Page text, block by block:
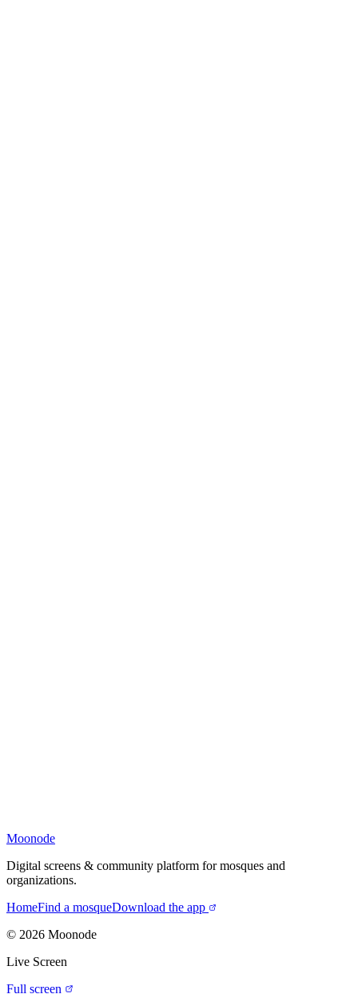
Moonode
Digital screens & community platform for mosques and
organizations.
HomeFind a mosqueDownload the app
© 2026 Moonode
Live Screen
Full screen